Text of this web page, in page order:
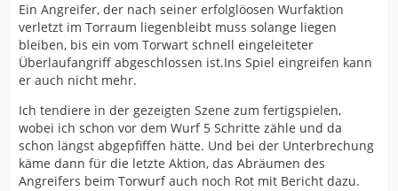
Ein Angreifer, der nach seiner erfolglöosen Wurfaktion
verletzt im Torraum liegenbleibt muss solange liegen
bleiben, bis ein vom Torwart schnell eingeleiteter
Überlaufangriff abgeschlossen ist.Ins Spiel eingreifen kann
er auch nicht mehr.
Ich tendiere in der gezeigten Szene zum fertigspielen,
wobei ich schon vor dem Wurf 5 Schritte zähle und da
schon längst abgepfiffen hätte. Und bei der Unterbrechung
käme dann für die letzte Aktion, das Abräumen des
Angreifers beim Torwurf auch noch Rot mit Bericht dazu.